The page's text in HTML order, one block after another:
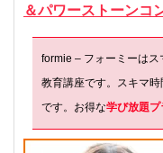
＆パワーストーンコ
formie – フォーミーは
教育講座です。スキマ
です。お得な学び放題プ